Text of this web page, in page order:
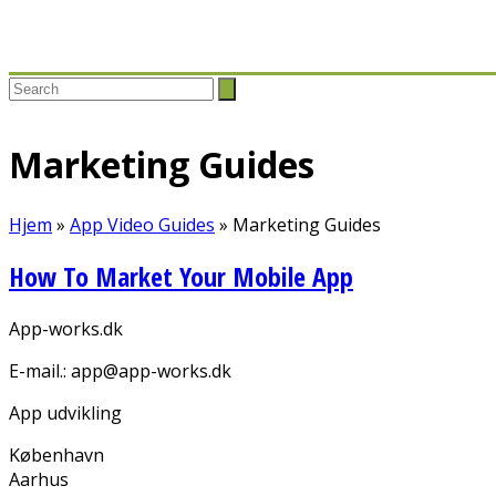
Search
Marketing Guides
Hjem » App Video Guides » Marketing Guides
How To Market Your Mobile App
App-works.dk
E-mail.: app@app-works.dk
App udvikling
København
Aarhus